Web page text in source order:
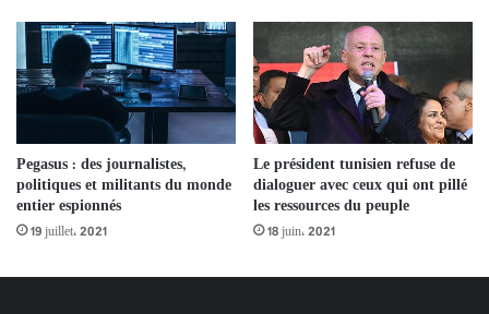
Pegasus : des journalistes,
politiques et militants du monde
entier espionnés
19 juillet، 2021
Le président tunisien refuse de
dialoguer avec ceux qui ont pillé
les ressources du peuple
18 juin، 2021